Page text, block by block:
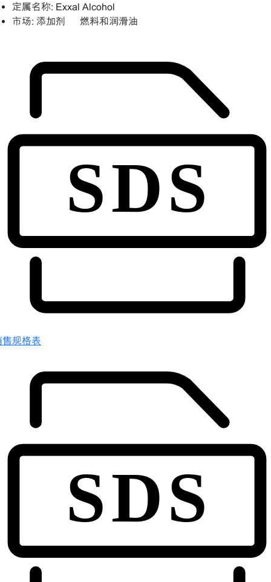
定属名称: Exxal Alcohol
市场: 添加剂 – 燃料和润滑油
售规格表